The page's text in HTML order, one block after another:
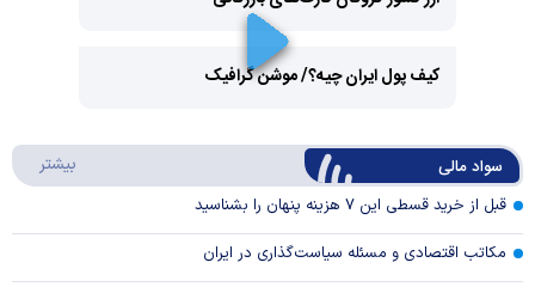
Video
کیف پول ایران چیه؟/ موشن گرافیک
سواد مالی بیشتر
قبل از خرید قسطی این ۷ هزینه پنهان را بشناسید
مکاتب اقتصادی و مسئله سیاست‌گذاری در ایران